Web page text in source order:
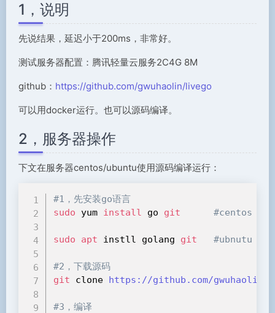
1，说明
先说结果，延迟小于200ms，非常好。
测试服务器配置：腾讯轻量云服务2C4G 8M
github： https://github.com/gwuhaolin/livego
可以用docker运行。也可以源码编译。
2，服务器操作
下文在服务器centos/ubuntu使用源码编译运行：
#1，先安装go语言
sudo yum install go git #centos
sudo apt instll golang git #ubnutu
#2，下载源码
git clone https://github.com/
#3，编译